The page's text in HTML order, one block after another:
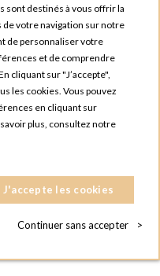
la location de matériel
Arts de la table et de la
de vaisselle, nappage,
traiteur. Vous souhaitez
de mariage
de vaisselle et de
sont destinés à vous offrir la
votre navigation sur notre
de personnaliser votre
et de comprendre
cliquant sur "J’accepte",
les cookies. Vous pouvez
en cliquant sur
plus, consultez notre
J'accepte les cookies
Continuer sans accepter >